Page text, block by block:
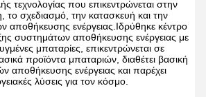
τεχνολογίας που επικεντρώνεται στην
το σχεδιασμό, την κατασκευή και την
ενέργειας.Ιδρύθηκε κέντρο
συστημάτων αποθήκευσης ενέργειας με
μπαταρίες, επικεντρώνεται σε
προϊόντα μπαταριών, διαθέτει βασική
αποθήκευσης ενέργειας και παρέχει
λύσεις για τον κόσμο.